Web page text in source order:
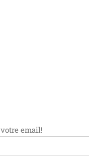
email!